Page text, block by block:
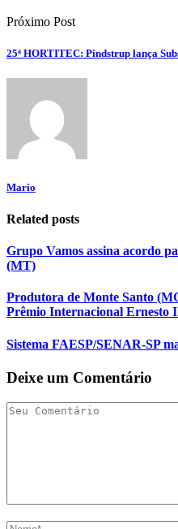
Próximo Post
25ª HORTITEC: Pindstrup lança
Mario
Related posts
Grupo Vamos assina acordo
(MT)
Produtora de Monte Santo
Prêmio Internacional Ernesto
Sistema FAESP/SENAR-SP
Deixe um Comentário